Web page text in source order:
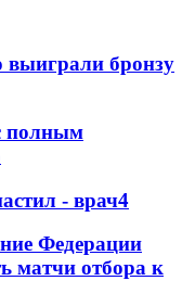
бронзу
полным
- врач4
Федерации
матчи отбора к